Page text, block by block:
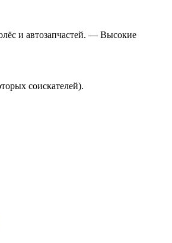
и автозапчастей. — Высокие
соискателей).